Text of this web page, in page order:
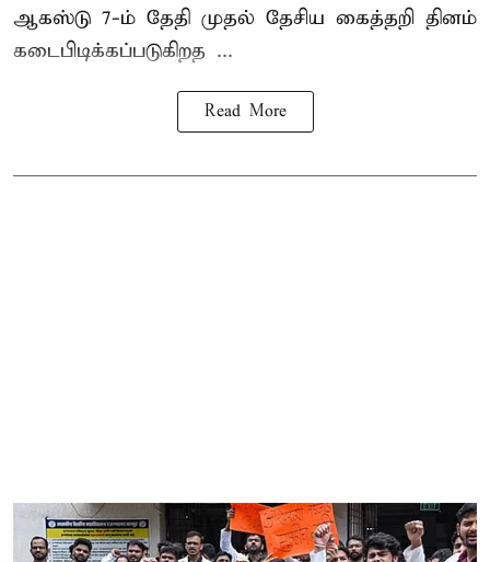
ஆகஸ்டு 7-ம் தேதி முதல் தேசிய கைத்தறி தினம்
கடைபிடிக்கப்படுகிறத ...
Read More